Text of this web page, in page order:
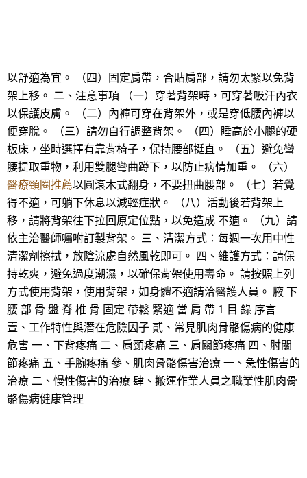
以舒適為宜。 （四）固定肩帶，合貼肩部，請勿太緊以免背
架上移。 二、注意事項 （一）穿著背架時，可穿著吸汗內衣
以保護皮膚。 （二）內褲可穿在背架外，或是穿低腰內褲以
便穿脫。 （三）請勿自行調整背架。 （四）睡高於小腿的硬
板床，坐時選擇有靠背椅子，保持腰部挺直。 （五）避免彎
腰提取重物，利用雙腿彎曲蹲下，以防止病情加重。 （六）
醫療頸圈推薦以圓滾木式翻身，不要扭曲腰部。 （七）若覺
得不適，可躺下休息以減輕症狀。 （八）活動後若背架上
移，請將背架往下拉回原定位點，以免造成 不適。 （九）請
依主治醫師囑咐訂製背架。 三、清潔方式：每週一次用中性
清潔劑擦拭，放陰涼處自然風乾即可。 四、維護方式：請保
持乾爽，避免過度潮濕，以確保背架使用壽命。 請按照上列
方式使用背架，使用背架，如身體不適請洽醫護人員。 腋 下
腰 部 骨 盤 脊 椎 骨 固定 帶鬆 緊適 當 肩 帶 1 目 錄 序言
壹、工作特性與潛在危險因子 貳、常見肌肉骨骼傷病的健康
危害 一、下背疼痛 二、肩頸疼痛 三、肩關節疼痛 四、肘關
節疼痛 五、手腕疼痛 參、肌肉骨骼傷害治療 一、急性傷害的
治療 二、慢性傷害的治療 肆、搬運作業人員之職業性肌肉骨
骼傷病健康管理